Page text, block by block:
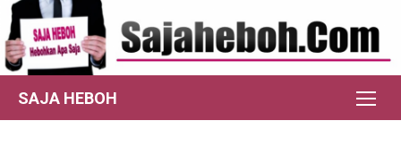
Skip
to
content
SAJA HEBOH